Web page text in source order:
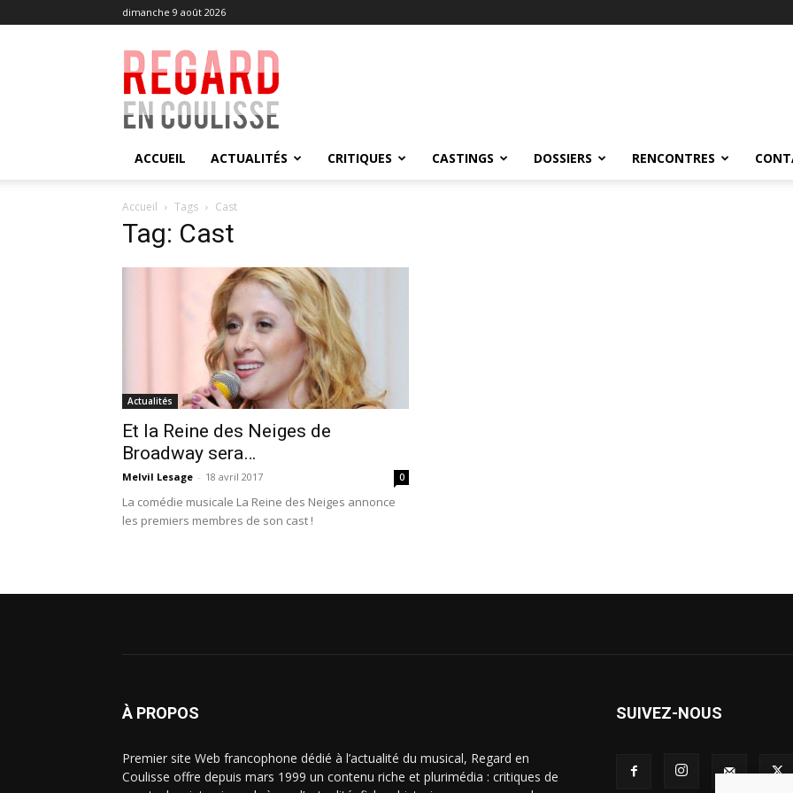
dimanche 9 août 2026
Regard
en
Coulisse
ACCUEIL ACTUALITÉS CRITIQUES CASTINGS DOSSIERS RENCONTRES
Accueil Tags Cast
Tag: Cast
Actualités
Et la Reine des Neiges de
Broadway sera…
Melvil Lesage - 18 avril 2017 0
La comédie musicale La Reine des Neiges annonce
les premiers membres de son cast !
À PROPOS
Premier site Web francophone dédié à l’actualité du musical, Regard en
Coulisse offre depuis mars 1999 un contenu riche et plurimédia : critiques de
SUIVEZ-NOUS